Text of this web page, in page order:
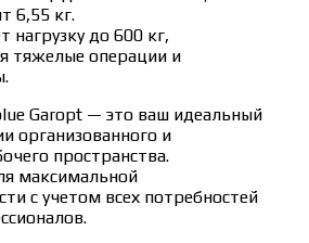
6,55 кг.
нагрузку до 600 кг,
тяжелые операции и
Garopt — это ваш идеальный
организованного и
пространства.
максимальной
с учетом всех потребностей